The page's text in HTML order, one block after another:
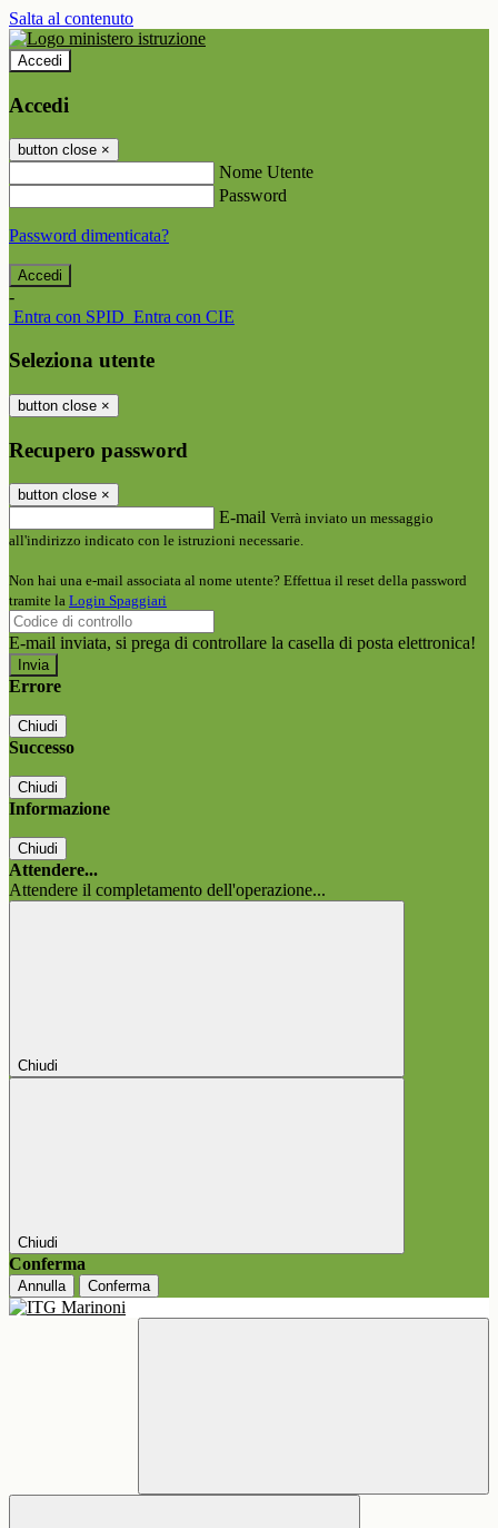
Salta al contenuto
Accedi
Accedi
button close ×
Nome Utente
Password
Password dimenticata?
-
Entra con SPID Entra con CIE
Seleziona utente
button close ×
Recupero password
button close ×
E-mail Verrà inviato un messaggio
all'indirizzo indicato con le istruzioni necessarie.
Non hai una e-mail associata al nome utente? Effettua il reset della password
tramite la Login Spaggiari
E-mail inviata, si prega di controllare la casella di posta elettronica!
Errore
Chiudi
Successo
Chiudi
Informazione
Chiudi
Attendere...
Attendere il completamento dell'operazione...
Chiudi
Chiudi
Conferma
Annulla Conferma